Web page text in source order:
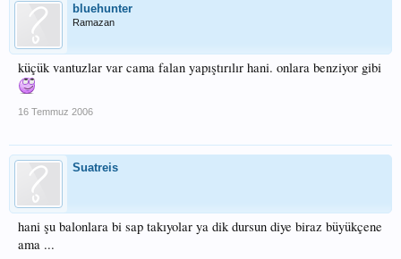
bluehunter
Ramazan
küçük vantuzlar var cama falan yapıştırılır hani. onlara benziyor gibi
16 Temmuz 2006
Suatreis
hani şu balonlara bi sap takıyolar ya dik dursun diye biraz büyükçene
ama ...